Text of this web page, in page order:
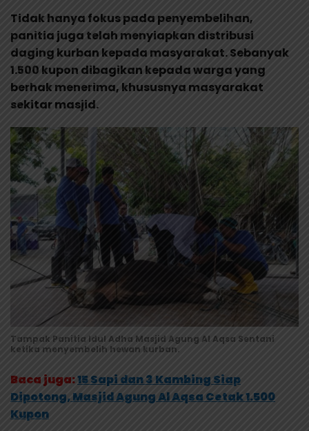
Tidak hanya fokus pada penyembelihan,
panitia juga telah menyiapkan distribusi
daging kurban kepada masyarakat. Sebanyak
1.500 kupon dibagikan kepada warga yang
berhak menerima, khususnya masyarakat
sekitar masjid.
Tampak Panitia Idul Adha Masjid Agung Al Aqsa Sentani
ketika menyembelih hewan kurban.
Baca juga:15 Sapi dan 3 Kambing Siap
Dipotong, Masjid Agung Al Aqsa Cetak 1.500
Kupon